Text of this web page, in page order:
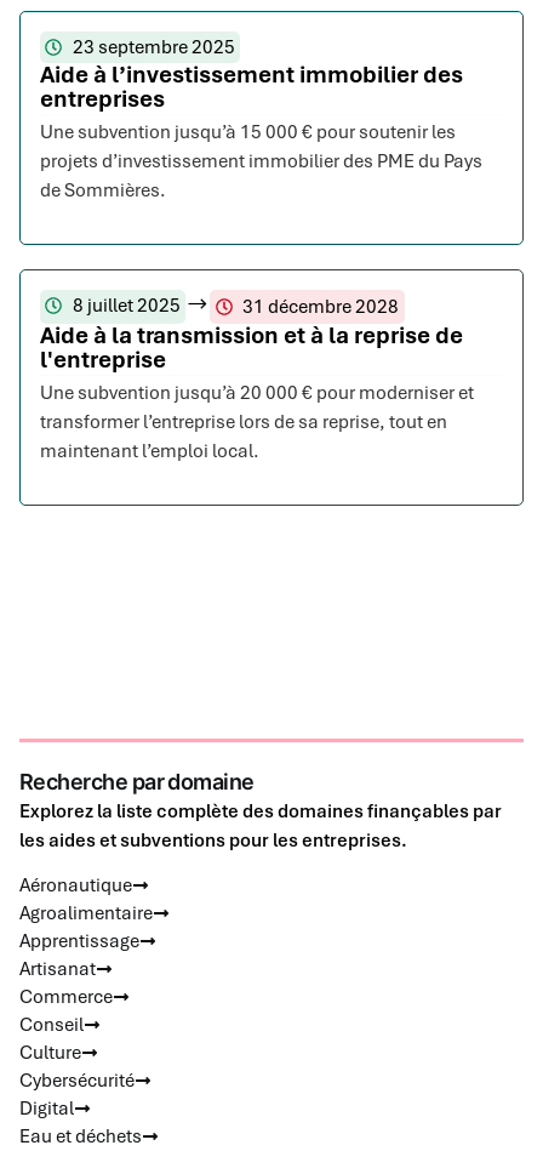
23 septembre 2025
Aide à l’investissement immobilier des
entreprises
Une subvention jusqu’à 15 000 € pour soutenir les
projets d’investissement immobilier des PME du Pays
de Sommières.
8 juillet 2025 31 décembre 2028
Aide à la transmission et à la reprise de
l'entreprise
Une subvention jusqu’à 20 000 € pour moderniser et
transformer l’entreprise lors de sa reprise, tout en
maintenant l’emploi local.
Recherche par domaine
Explorez la liste complète des domaines finançables par
les aides et subventions pour les entreprises.
Aéronautique
Agroalimentaire
Apprentissage
Artisanat
Commerce
Conseil
Culture
Cybersécurité
Digital
Eau et déchets